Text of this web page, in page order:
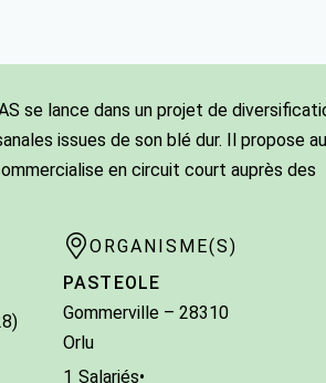
se lance dans un projet de
issues de son blé dur. Il propose
en circuit court auprès des
ORGANISME(S)
PASTEOLE
Gommerville – 28310
Orlu
1 Salariés•